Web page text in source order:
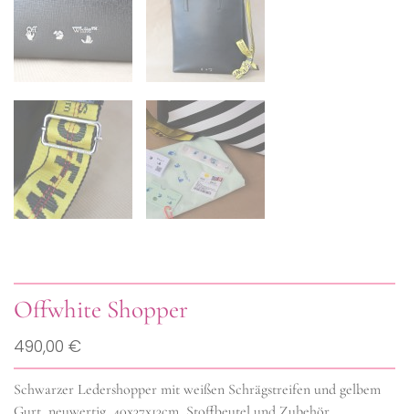
Offwhite Shopper
490,00 €
Schwarzer Ledershopper mit weißen Schrägstreifen und gelbem